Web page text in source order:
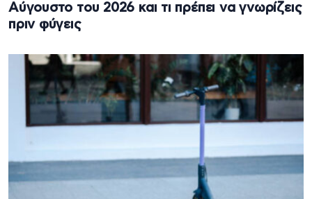
Αύγουστο του 2026 και τι πρέπει να γνωρίζεις
πριν φύγεις